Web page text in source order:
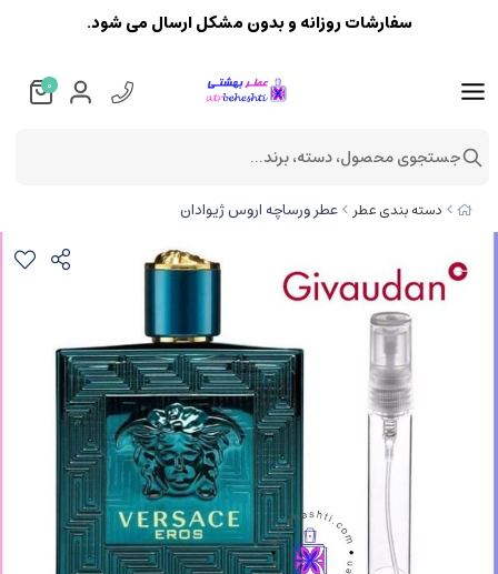
دسته بندی عطر عطر ورساچه اروس ژیوادان
سفارشات روزانه و بدون مشکل ارسال می شود.
0
جستجوی محصول، دسته، برند...